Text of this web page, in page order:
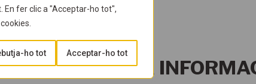
fer clic a "Acceptar-ho tot",
ho tot Acceptar-ho tot
Espanya
DE LA